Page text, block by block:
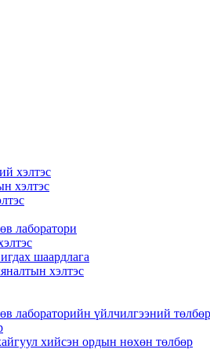
хэлтэс
хэлтэс
лаборатори
шаардлага
хэлтэс
лабораторийн үйлчилгээний төлбөр
хийсэн ордын нөхөн төлбөр